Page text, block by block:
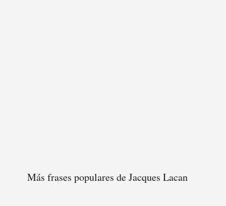
Más frases populares de Jacques Lacan